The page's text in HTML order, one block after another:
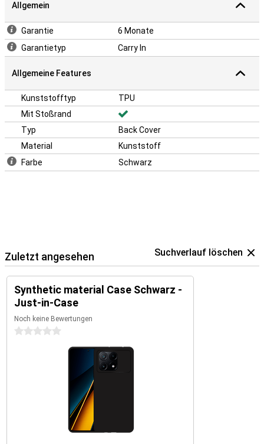
Allgemein
Garantie
6 Monate
Garantietyp
Carry In
Allgemeine Features
Kunststofftyp
TPU
Mit Stoßrand
Typ
Back Cover
Material
Kunststoff
Farbe
Schwarz
Zuletzt angesehen Suchverlauf löschen
Synthetic material Case Schwarz -
Just-in-Case
Noch keine Bewertungen
0 Sterne